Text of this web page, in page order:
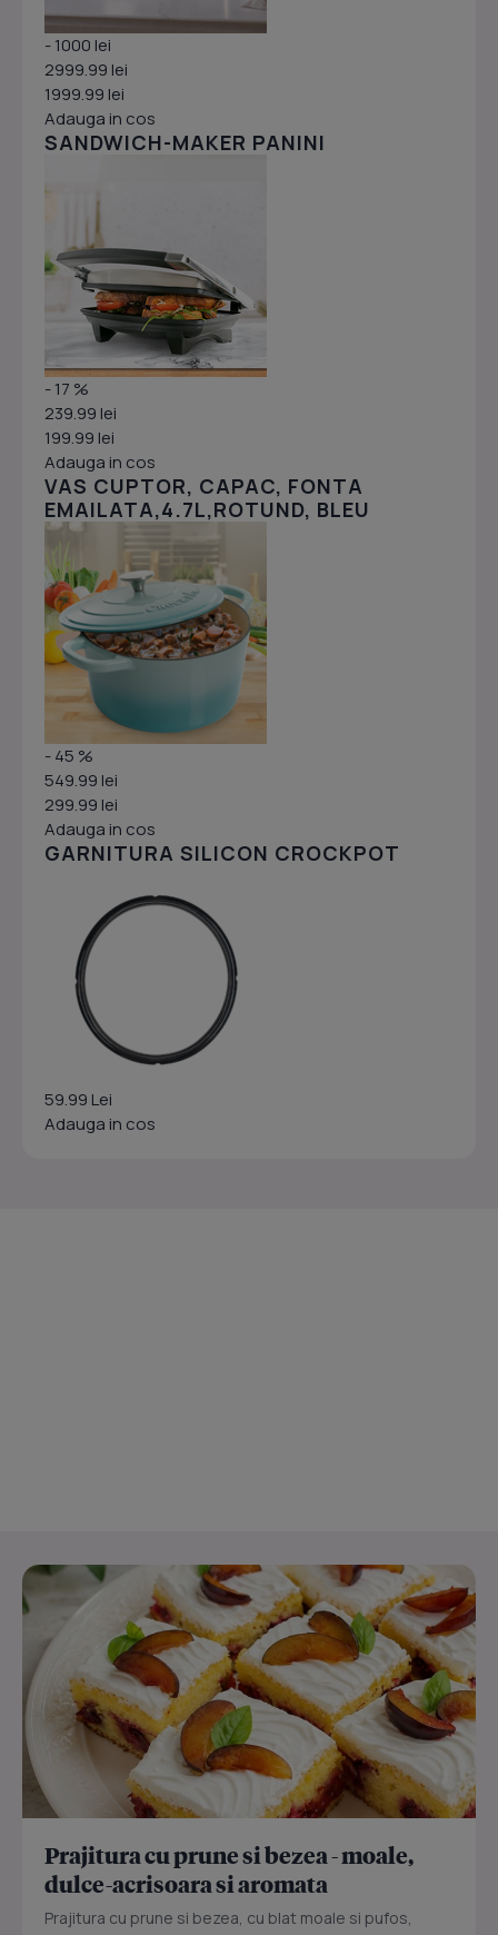
- 1000 lei
2999.99 lei
1999.99 lei
Adauga in cos
SANDWICH-MAKER PANINI
- 17 %
239.99 lei
199.99 lei
Adauga in cos
VAS CUPTOR, CAPAC, FONTA
EMAILATA,4.7L,ROTUND, BLEU
- 45 %
549.99 lei
299.99 lei
Adauga in cos
GARNITURA SILICON CROCKPOT
59.99 Lei
Adauga in cos
Prajitura cu prune si bezea - moale,
dulce-acrisoara si aromata
Prajitura cu prune si bezea, cu blat moale si pufos,